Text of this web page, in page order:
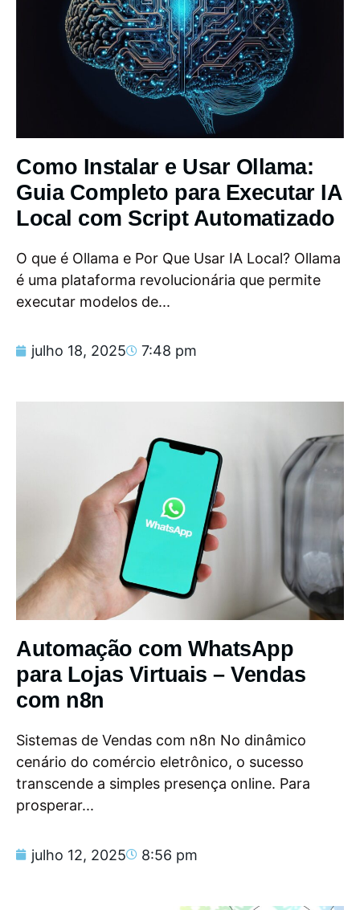
Como Instalar e Usar Ollama:
Guia Completo para Executar IA
Local com Script Automatizado
O que é Ollama e Por Que Usar IA Local? Ollama
é uma plataforma revolucionária que permite
executar modelos de...
julho 18, 2025 7:48 pm
Automação com WhatsApp
para Lojas Virtuais – Vendas
com n8n
Sistemas de Vendas com n8n No dinâmico
cenário do comércio eletrônico, o sucesso
transcende a simples presença online. Para
prosperar...
julho 12, 2025 8:56 pm